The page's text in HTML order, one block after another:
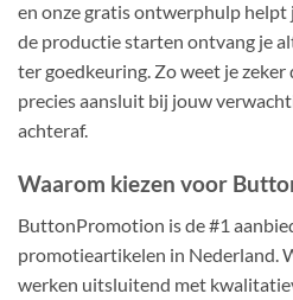
en onze gratis ontwerphulp helpt
de productie starten ontvang je
ter goedkeuring. Zo weet je
precies aansluit bij jouw
achteraf.
Waarom kiezen voor
ButtonPromotion is de #1
promotieartikelen in Nederland.
werken uitsluitend met